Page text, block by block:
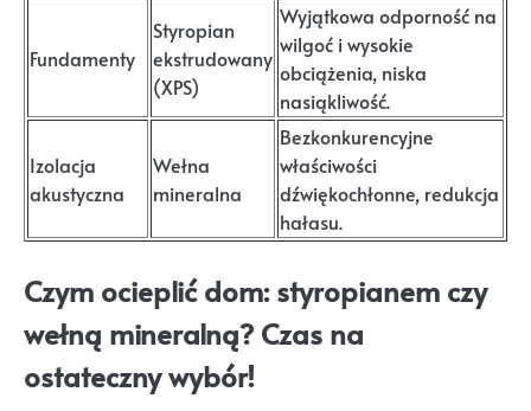
Fundamenty
Styropian
ekstrudowany
(XPS)
Wyjątkowa odporność na
wilgoć i wysokie
obciążenia, niska
nasiąkliwość.
Izolacja
akustyczna
Wełna
mineralna
Bezkonkurencyjne
właściwości
dźwiękochłonne, redukcja
hałasu.
Czym ocieplić dom: styropianem czy
wełną mineralną? Czas na
ostateczny wybór!